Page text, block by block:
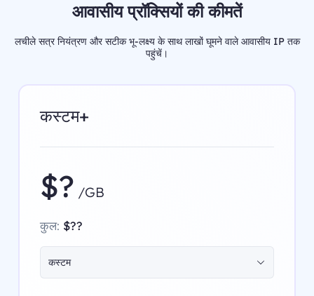
आवासीय प्रॉक्सियों की कीमतें
लचीले सत्र नियंत्रण और सटीक भू-लक्ष्य के साथ लाखों घूमने वाले आवासीय IP तक
पहुंचें।
कस्टम+
$? /GB
कुल: $??
कस्टम